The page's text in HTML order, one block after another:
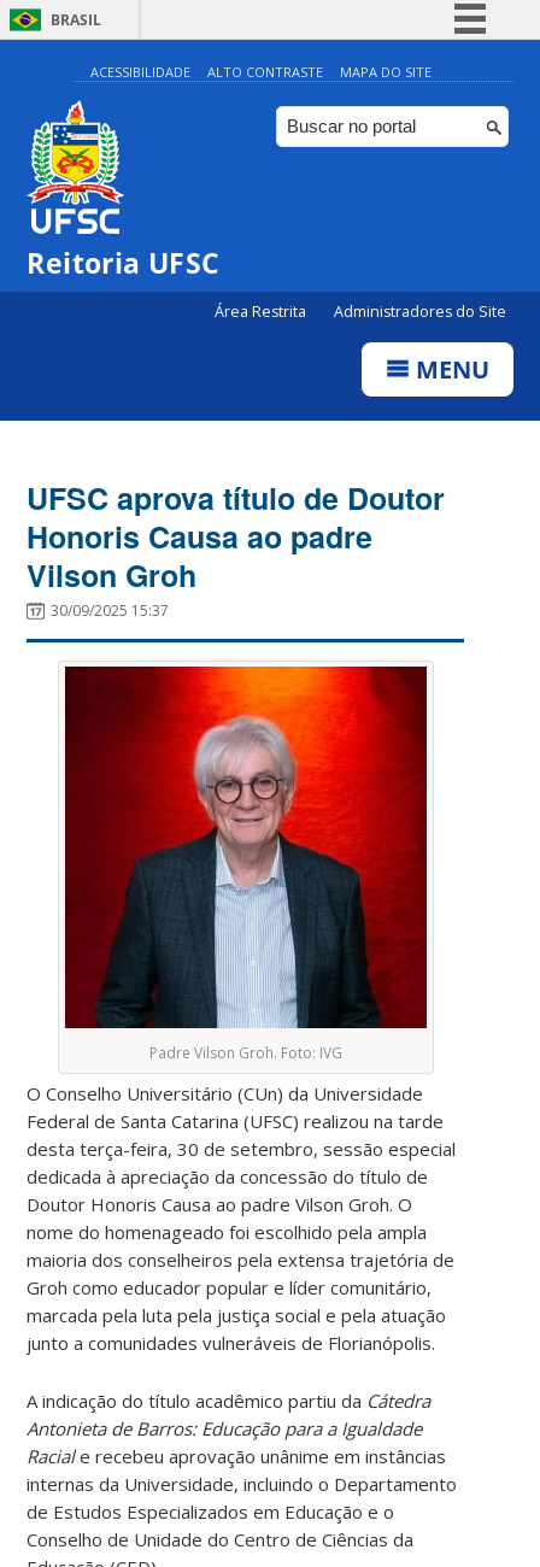
BRASIL
Simplifique!
Comunica BR
Participe
ACESSIBILIDADE ALTO CONTRASTE MAPA DO SITE
Reitoria UFSC
Área Restrita Administradores do Site
MENU
UFSC aprova título de Doutor
Honoris Causa ao padre
Vilson Groh
30/09/2025 15:37
Padre Vilson Groh. Foto: IVG
O Conselho Universitário (CUn) da Universidade
Federal de Santa Catarina (UFSC) realizou na tarde
desta terça-feira, 30 de setembro, sessão especial
dedicada à apreciação da concessão do título de
Doutor Honoris Causa ao padre Vilson Groh. O
nome do homenageado foi escolhido pela ampla
maioria dos conselheiros pela extensa trajetória de
Groh como educador popular e líder comunitário,
marcada pela luta pela justiça social e pela atuação
junto a comunidades vulneráveis de Florianópolis.
A indicação do título acadêmico partiu da Cátedra
Antonieta de Barros: Educação para a Igualdade
Raciale recebeu aprovação unânime em instâncias
internas da Universidade, incluindo o Departamento
de Estudos Especializados em Educação e o
Conselho de Unidade do Centro de Ciências da